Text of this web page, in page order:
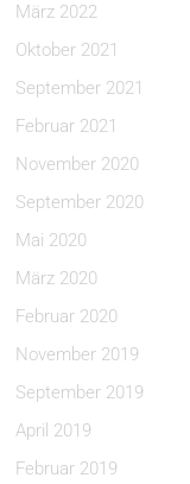
März 2022
Oktober 2021
September 2021
Februar 2021
November 2020
September 2020
Mai 2020
März 2020
Februar 2020
November 2019
September 2019
April 2019
Februar 2019